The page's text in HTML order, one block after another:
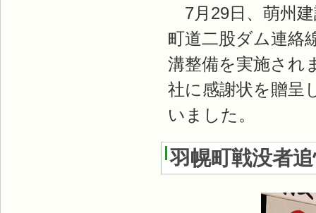
7月29日、萌州
町道二股ダム連絡
溝整備を実施され
社に感謝状を贈呈
いました。
羽幌町戦没者